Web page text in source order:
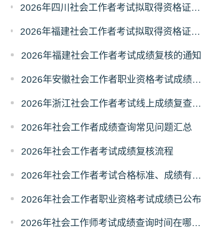
2026年四川社会工作者考试拟取得资格证书相关人员承诺情况的公示
2026年福建社会工作者考试拟取得资格证书相关人员承诺情况的公示
2026年福建社会工作者考试成绩复核的通知
2026年安徽社会工作者职业资格考试成绩复查的通知
2026年浙江社会工作者考试线上成绩复查申请的通知
2026年社会工作者成绩查询常见问题汇总
2026年社会工作者考试成绩复核流程
2026年社会工作者考试合格标准、成绩有效期
2026年社会工作者职业资格考试成绩已公布
2026年社会工作师考试成绩查询时间在哪天？历年成绩查询时间